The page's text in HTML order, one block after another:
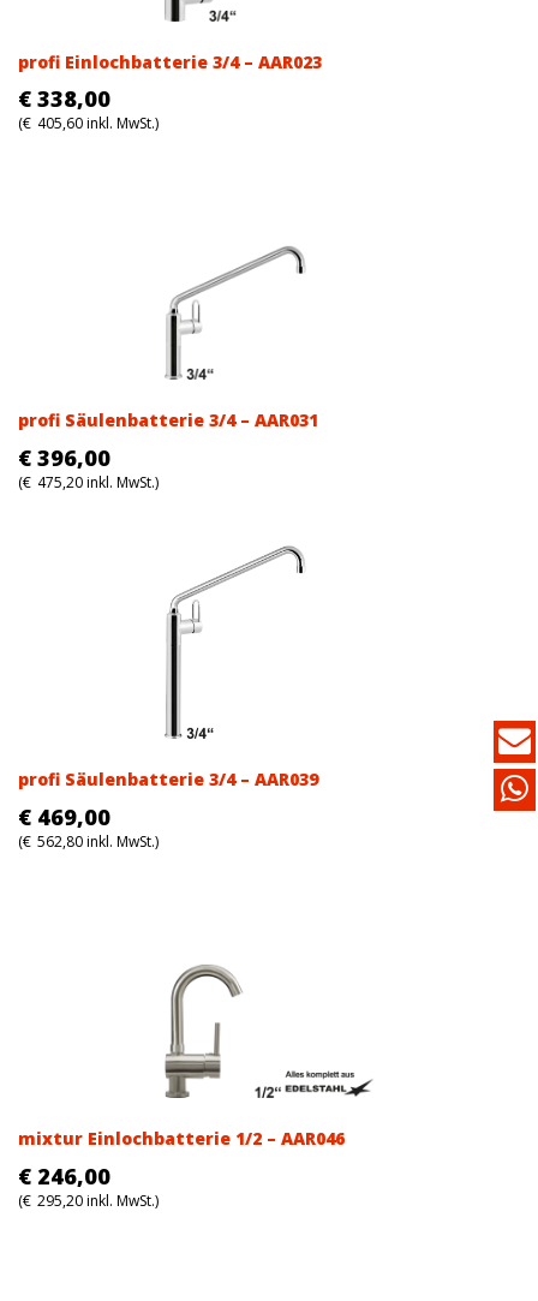
profi Einlochbatterie 3/4 – AAR023
€ 338,00
(€ 405,60inkl. MwSt.)
profi Säulenbatterie 3/4 – AAR031
€ 396,00
(€ 475,20inkl. MwSt.)
profi Säulenbatterie 3/4 – AAR039
€ 469,00
(€ 562,80inkl. MwSt.)
mixtur Einlochbatterie 1/2 – AAR046
€ 246,00
(€ 295,20inkl. MwSt.)